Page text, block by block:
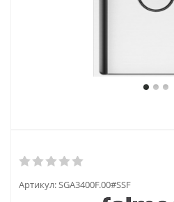
Артикул:SGA3400F.00#SSF